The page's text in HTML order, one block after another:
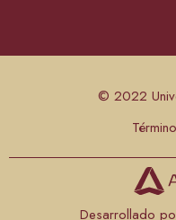
© 2022
Desarrollado